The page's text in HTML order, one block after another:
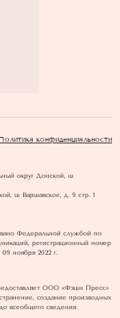
Политика конфиденциальности
округ Донской, ш
ш Варшавское, д. 9 стр. 1
Федеральной службой по
регистрационный номер
ноября 2022 г.
ООО «Фэшн Пресс»
создание производных
всеобщего сведения.